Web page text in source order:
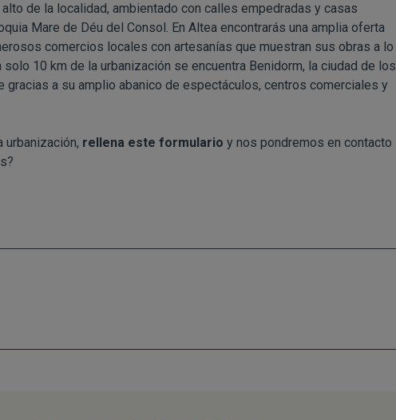
de la localidad, ambientado con calles empedradas y casas
Mare de Déu del Consol. En Altea encontrarás una amplia oferta
comercios locales con artesanías que muestran sus obras a lo
10 km de la urbanización se encuentra Benidorm, la ciudad de los
gracias a su amplio abanico de espectáculos, centros comerciales y
rellena este formulario y nos pondremos en contacto